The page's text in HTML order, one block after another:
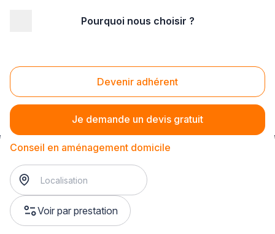
Pourquoi nous choisir ?
Devenir adhérent
Je demande un devis gratuit
Conseil en aménagement domicile
Conseil en aménagement domicile
Voir par prestation